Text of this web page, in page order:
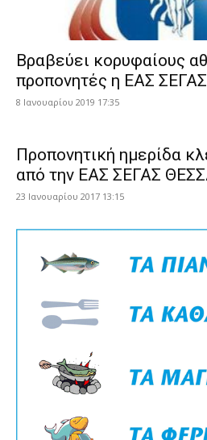
Βραβεύει κορυφαίους
προπονητές η ΕΑΣ
8 Ιανουαρίου 2019 17:35
Προπονητική ημερίδα
από την ΕΑΣ ΣΕΓΑΣ
23 Ιανουαρίου 2017 13:15